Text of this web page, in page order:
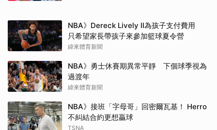
NBA》Dereck Lively II為孩子支付費用
只希望家長帶孩子來參加籃球夏令營
緯來體育新聞
NBA》勇士休賽期異常平靜 下個球季視為
過渡年
緯來體育新聞
NBA》接班「字母哥」回密爾瓦基！ Herro
不糾結合約更想贏球
TSNA